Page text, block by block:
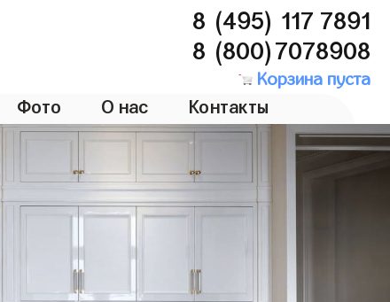
8 (495) 117 7891
8 (800)7078908
Корзина пуста
Фото О нас Контакты